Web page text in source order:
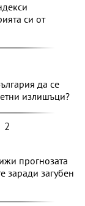
си от
да се
излишъци?
2
прогнозата
заради загубен